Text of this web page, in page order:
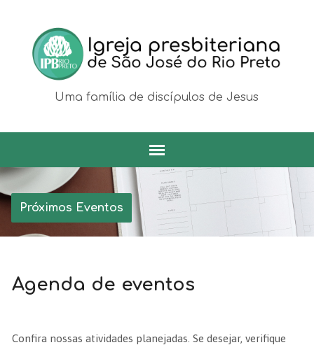
Uma família de discípulos de Jesus
Próximos Eventos
Agenda de eventos
Confira nossas atividades planejadas. Se desejar, verifique